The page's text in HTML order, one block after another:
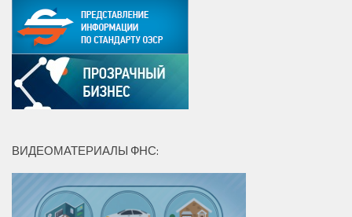
ВИДЕОМАТЕРИАЛЫ ФНС: